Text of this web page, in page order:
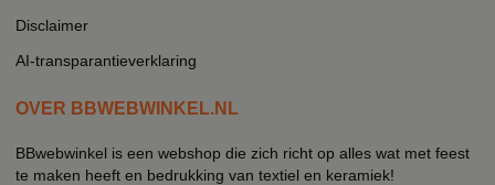
Disclaimer
AI-transparantieverklaring
OVER BBWEBWINKEL.NL
BBwebwinkel is een webshop die zich richt op alles wat met feest
te maken heeft en bedrukking van textiel en keramiek!